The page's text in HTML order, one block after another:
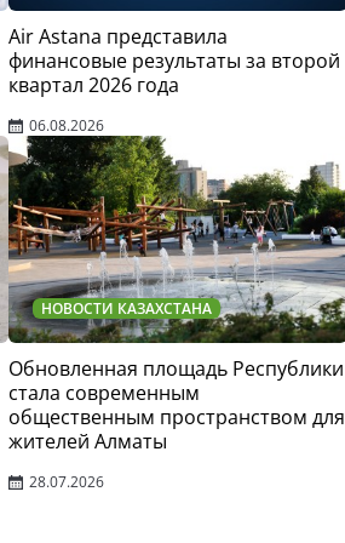
Air Astana представила
финансовые результаты за второй
квартал 2026 года
06.08.2026
НОВОСТИ КАЗАХСТАНА
Обновленная площадь Республики
стала современным
общественным пространством для
жителей Алматы
28.07.2026